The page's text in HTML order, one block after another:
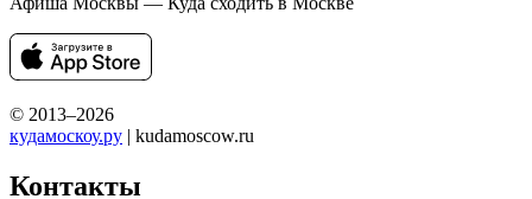
© 2013–2026
кудамоскоу.ру | kudamoscow.ru
Контакты